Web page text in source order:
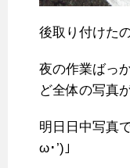
後取り付けた
夜の作業ばっ
ど全体の写真
明日日中写真
ω･’)」